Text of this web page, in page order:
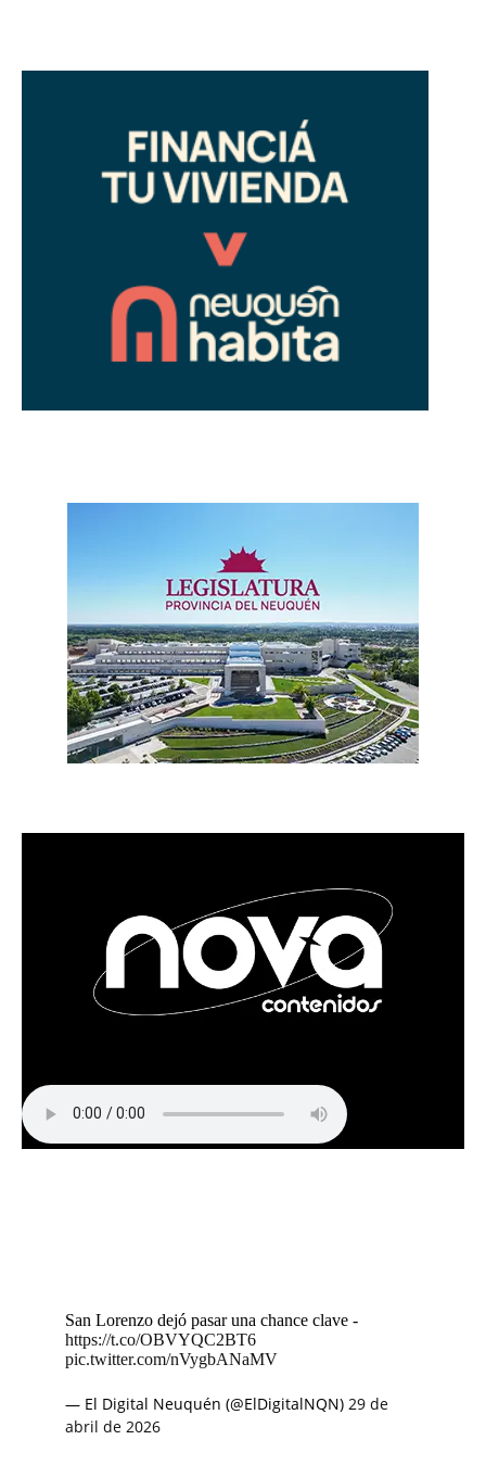
San Lorenzo dejó pasar una chance clave -
https://t.co/OBVYQC2BT6
pic.twitter.com/nVygbANaMV
— El Digital Neuquén (@ElDigitalNQN) 29 de
abril de 2026